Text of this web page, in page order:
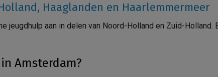
Haaglanden en Haarlemmermeer
jeugdhulp aan in delen van Noord-Holland en Zuid-Holland.
Amsterdam?